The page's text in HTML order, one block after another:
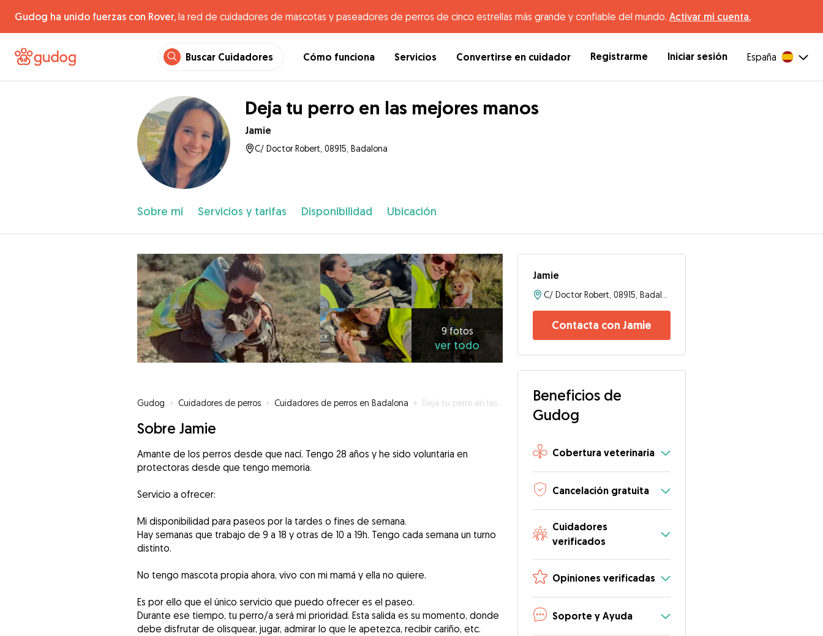
Gudog ha unido fuerzas con Rover, la red de cuidadores de mascotas y paseadores de perros de cinco estrellas más grande y confiable del mundo. Activar mi cuenta.
Buscar Cuidadores Cómo funciona Servicios Convertirse en cuidador Registrarme Iniciar sesión España
Deja tu perro en las mejores manos
Jamie
C/ Doctor Robert, 08915, Badalona
Sobre mí Servicios y tarifas Disponibilidad Ubicación
9 fotos
ver todo
Gudog » Cuidadores de perros » Cuidadores de perros en Badalona » Deja tu perro en las mejores manos
Sobre Jamie
Amante de los perros desde que nací. Tengo 28 años y he sido voluntaria en
protectoras desde que tengo memoria.
Servicio a ofrecer:
Mi disponibilidad para paseos por la tardes o fines de semana.
Hay semanas que trabajo de 9 a 18 y otras de 10 a 19h. Tengo cada semana un turno
distinto.
No tengo mascota propia ahora, vivo con mi mamá y ella no quiere.
Es por ello que el único servicio que puedo ofrecer es el paseo.
Durante ese tiempo, tu perro/a será mi prioridad. Esta salida es su momento, donde
debe disfrutar de olisquear, jugar, admirar lo que le apetezca, recibir cariño, etc.
Jamie
Contacta con Jamie
Beneficios de
Gudog
Cobertura veterinaria
Cancelación gratuita
Cuidadores
verificados
Opiniones verificadas
Soporte y Ayuda